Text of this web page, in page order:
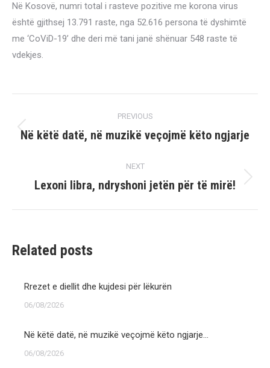
Në Kosovë, numri total i rasteve pozitive me korona virus
është gjithsej 13.791 raste, nga 52.616 persona të dyshimtë
me ‘CoViD-19’ dhe deri më tani janë shënuar 548 raste të
vdekjes.
navigation
PREVIOUS
Previous
Në këtë datë, në muzikë veçojmë këto ngjarje
NEXT
Next
Lexoni libra, ndryshoni jetën për të mirë!
Related posts
Rrezet e diellit dhe kujdesi për lëkurën
06/08/2026
Në këtë datë, në muzikë veçojmë këto ngjarje…
06/08/2026